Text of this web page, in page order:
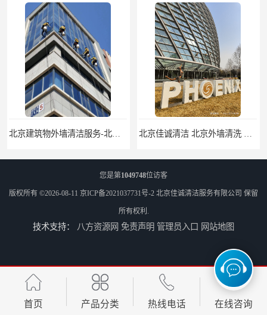
外墙清洗-佳诚清洁-北京保洁-北京佳诚清洁服务有限公司
您是第1049748位访客
版权所有 ©2026-08-11 京ICP备2021037731号-2 北京佳诚清洁服务有限公司 保留
所有权利.
技术支持： 八方资源网 免责声明 管理员入口 网站地图
首页 产品分类 热线电话 在线咨询